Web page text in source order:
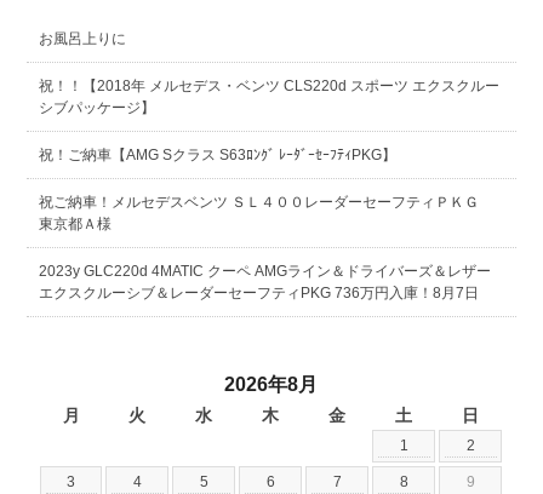
お風呂上りに
祝！！【2018年 メルセデス・ベンツ CLS220d スポーツ エクスクルー
シブパッケージ】
祝！ご納車【AMG Sクラス S63ﾛﾝｸﾞ ﾚｰﾀﾞｰｾｰﾌﾃｨPKG】
祝ご納車！メルセデスベンツ ＳＬ４００レーダーセーフティＰＫＧ
東京都Ａ様
2023y GLC220d 4MATIC クーペ AMGライン＆ドライバーズ＆レザー
エクスクルーシブ＆レーダーセーフティPKG 736万円入庫！8月7日
2026年8月
月 火 水 木 金 土 日
1 2
3 4 5 6 7 8 9